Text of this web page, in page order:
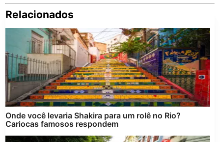
Relacionados
Onde você levaria Shakira para um rolê no Rio?
Cariocas famosos respondem